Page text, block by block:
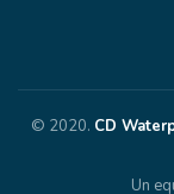
© 2020. CD
Un